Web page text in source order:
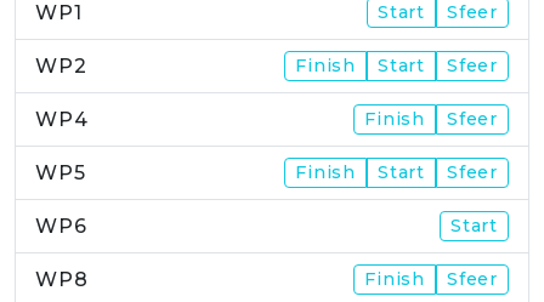
WP1 Start Sfeer
WP2 Finish Start Sfeer
WP4 Finish Sfeer
WP5 Finish Start Sfeer
WP6 Start
WP8 Finish Sfeer